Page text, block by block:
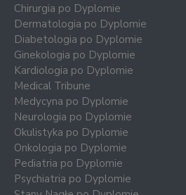
Chirurgia po Dyplomie
Dermatologia po Dyplomie
Diabetologia po Dyplomie
Ginekologia po Dyplomie
Kardiologia po Dyplomie
Medical Tribune
Medycyna po Dyplomie
Neurologia po Dyplomie
Okulistyka po Dyplomie
Onkologia po Dyplomie
Pediatria po Dyplomie
Psychiatria po Dyplomie